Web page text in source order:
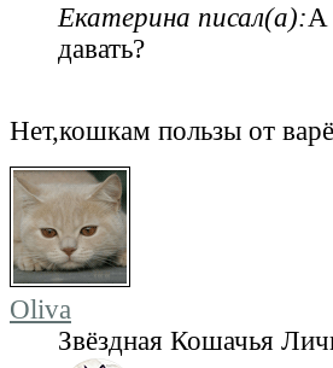
Екатерина писал(а):А
давать?
Нет,кошкам пользы от
Oliva
Звёздная Кошачья